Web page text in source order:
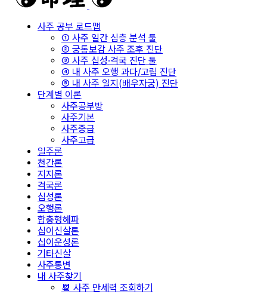
사주 공부 로드맵
① 사주 일간 심층 분석 툴
② 궁통보감 사주 조후 진단
③ 사주 십성·격국 진단 툴
④ 내 사주 오행 과다/고립 진단
⑤ 내 사주 일지(배우자궁) 진단
단계별 이론
사주공부방
사주기본
사주중급
사주고급
일주론
천간론
지지론
격국론
십성론
오행론
합충형해파
십이신살론
십이운성론
기타신살
사주통변
내 사주찾기
📆 사주 만세력 조회하기